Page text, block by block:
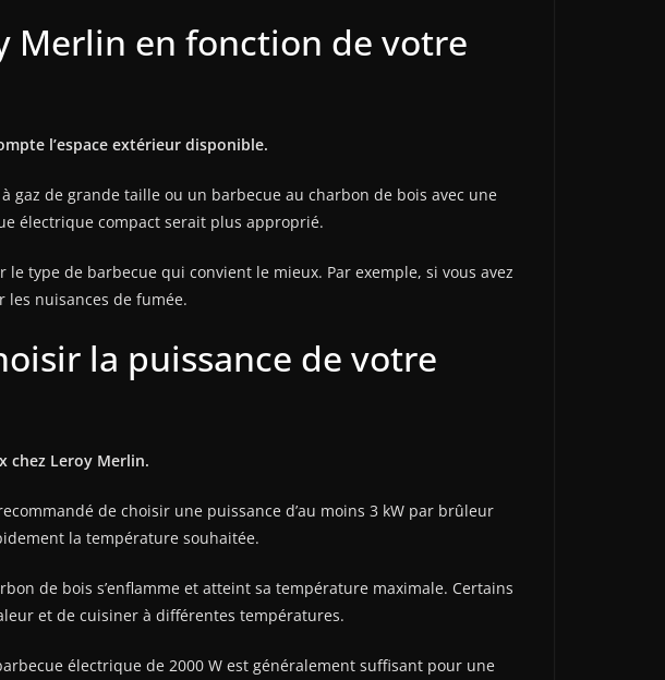
Merlin en fonction de votre
l’espace extérieur disponible.
gaz de grande taille ou un barbecue au charbon de bois avec une
électrique compact serait plus approprié.
type de barbecue qui convient le mieux. Par exemple, si vous avez
nuisances de fumée.
la puissance de votre
chez Leroy Merlin.
de choisir une puissance d’au moins 3 kW par brûleur
la température souhaitée.
de bois s’enflamme et atteint sa température maximale. Certains
et de cuisiner à différentes températures.
électrique de 2000 W est généralement suffisant pour une